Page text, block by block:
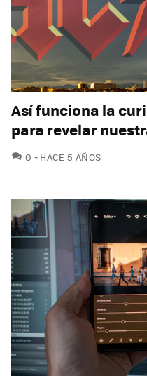
Así funciona la
para revelar
0 COMENTARIOS
HACE 5 AÑOS